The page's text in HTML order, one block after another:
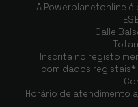
A Powerplanetonline é
Calle
Inscrita no registo
com dados registais*
Horário de atendimento